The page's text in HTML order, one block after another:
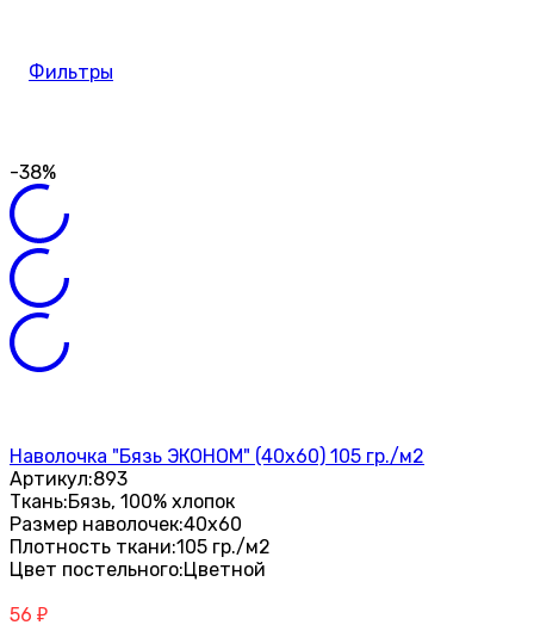
Фильтры
-38%
Наволочка "Бязь ЭКОНОМ" (40х60) 105 гр./м2
Артикул:893
Ткань:Бязь, 100% хлопок
Размер наволочек:40х60
Плотность ткани:105 гр./м2
Цвет постельного:Цветной
56 ₽